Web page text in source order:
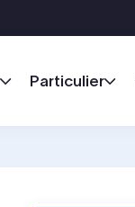
Particulier